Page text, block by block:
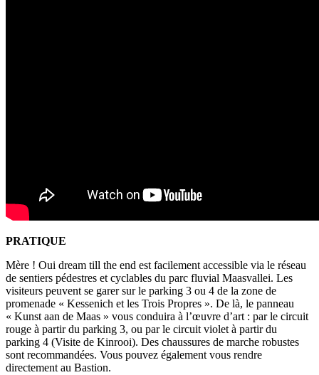
PRATIQUE
Mère ! Oui dream till the end est facilement accessible via le réseau
de sentiers pédestres et cyclables du parc fluvial Maasvallei. Les
visiteurs peuvent se garer sur le parking 3 ou 4 de la zone de
promenade « Kessenich et les Trois Propres ». De là, le panneau
« Kunst aan de Maas » vous conduira à l’œuvre d’art : par le circuit
rouge à partir du parking 3, ou par le circuit violet à partir du
parking 4 (Visite de Kinrooi). Des chaussures de marche robustes
sont recommandées. Vous pouvez également vous rendre
directement au Bastion.